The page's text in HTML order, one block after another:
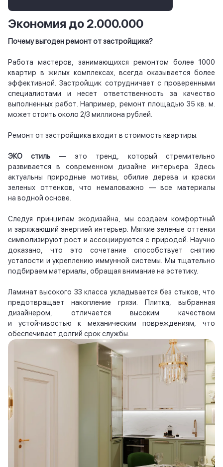
Экономия до 2.000.000
Почему выгоден ремонт от застройщика?
Работа мастеров, занимающихся ремонтом более 1000
квартир в жилых комплексах, всегда оказывается более
эффективной. Застройщик сотрудничает с проверенными
специалистами и несет ответственность за качество
выполненных работ. Например, ремонт площадью 35 кв. м.
может стоить около 2/3 миллиона рублей.
Ремонт от застройщика входит в стоимость квартиры.
ЭКО стиль — это тренд, который стремительно
развивается в современном дизайне интерьера. Здесь
актуальны природные мотивы, обилие дерева и краски
зеленых оттенков, что немаловажно — все материалы
на водной основе.
Следуя принципам экодизайна, мы создаем комфортный
и заряжающий энергией интерьер. Мягкие зеленые оттенки
символизируют рост и ассоциируются с природой. Научно
доказано, что это сочетание способствует снятию
усталости и укреплению иммунной системы. Мы тщательно
подбираем материалы, обращая внимание на эстетику.
Ламинат высокого 33 класса укладывается без стыков, что
предотвращает накопление грязи. Плитка, выбранная
дизайнером, отличается высоким качеством
и устойчивостью к механическим повреждениям, что
обеспечивает долгий срок службы.